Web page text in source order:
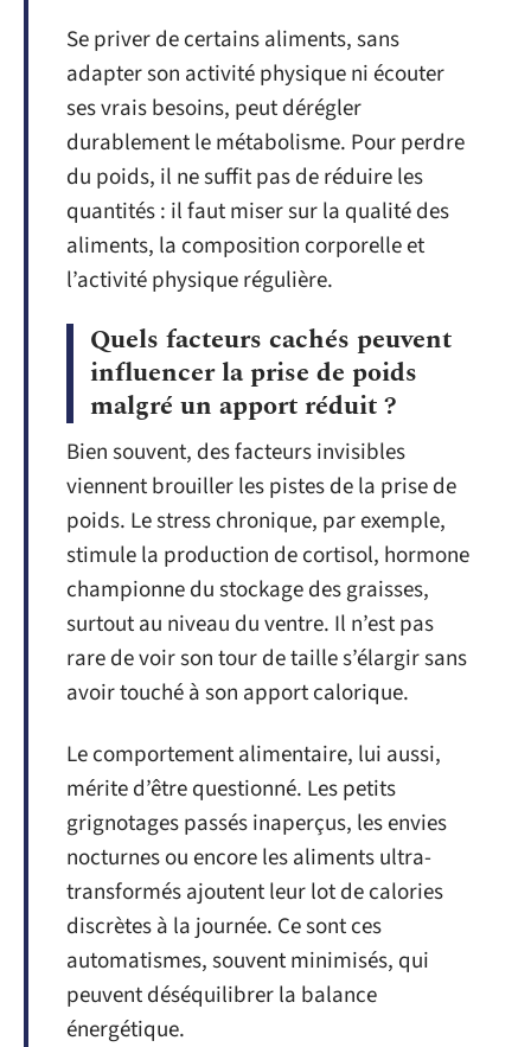
Se priver de certains aliments, sans
adapter son activité physique ni écouter
ses vrais besoins, peut dérégler
durablement le métabolisme. Pour perdre
du poids, il ne suffit pas de réduire les
quantités : il faut miser sur la qualité des
aliments, la composition corporelle et
l’activité physique régulière.
Quels facteurs cachés peuvent
influencer la prise de poids
malgré un apport réduit ?
Bien souvent, des facteurs invisibles
viennent brouiller les pistes de la prise de
poids. Le stress chronique, par exemple,
stimule la production de cortisol, hormone
championne du stockage des graisses,
surtout au niveau du ventre. Il n’est pas
rare de voir son tour de taille s’élargir sans
avoir touché à son apport calorique.
Le comportement alimentaire, lui aussi,
mérite d’être questionné. Les petits
grignotages passés inaperçus, les envies
nocturnes ou encore les aliments ultra-
transformés ajoutent leur lot de calories
discrètes à la journée. Ce sont ces
automatismes, souvent minimisés, qui
peuvent déséquilibrer la balance
énergétique.